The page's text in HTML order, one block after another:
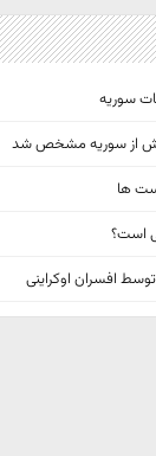
سوریه
از سوریه مشخص شد
ها
است؟
افسران اوکراینی